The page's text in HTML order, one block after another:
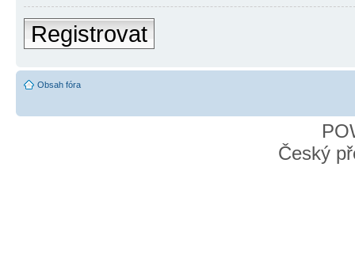
Registrovat
Obsah fóra
Český